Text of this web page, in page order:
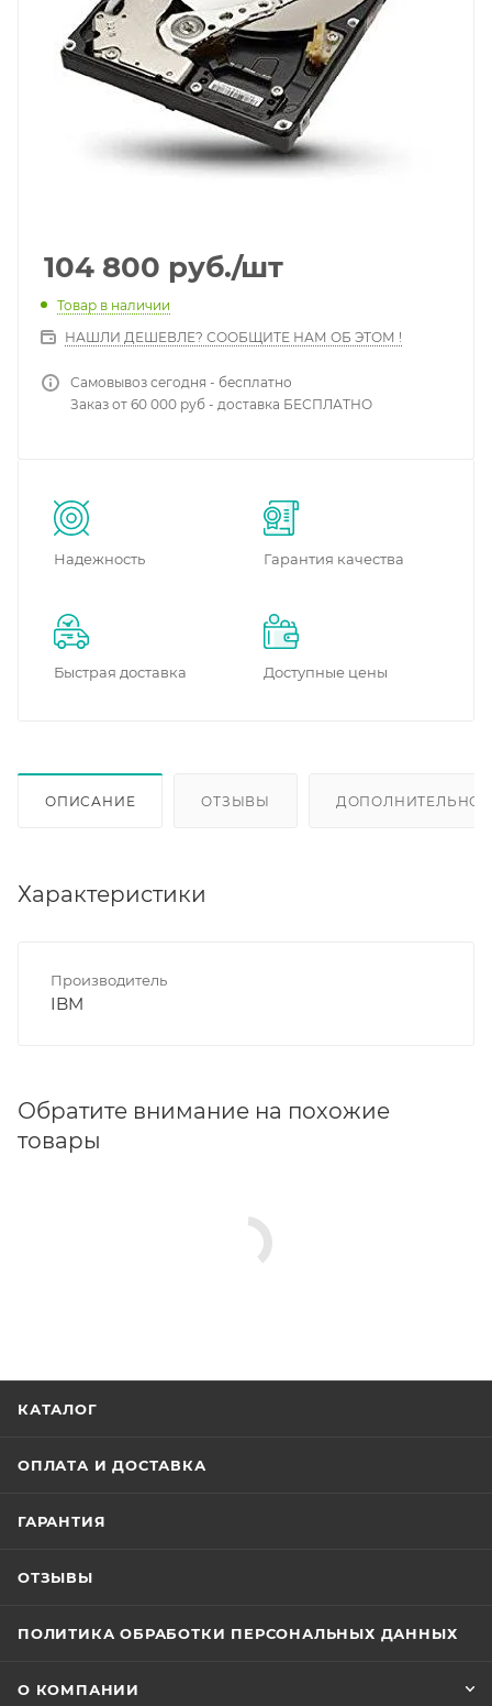
104 800 руб./шт
Товар в наличии
НАШЛИ ДЕШЕВЛЕ? СООБЩИТЕ НАМ ОБ ЭТОМ !
Самовывоз сегодня - бесплатно
Заказ от 60 000 руб - доставка БЕСПЛАТНО
Надежность Гарантия качества
Быстрая доставка Доступные цены
ОПИСАНИЕ ОТЗЫВЫ ДОПОЛНИТЕЛЬНО
Характеристики
Производитель
IBM
Обратите внимание на похожие
товары
КАТАЛОГ
ОПЛАТА И ДОСТАВКА
ГАРАНТИЯ
ОТЗЫВЫ
ПОЛИТИКА ОБРАБОТКИ ПЕРСОНАЛЬНЫХ ДАННЫХ
О КОМПАНИИ